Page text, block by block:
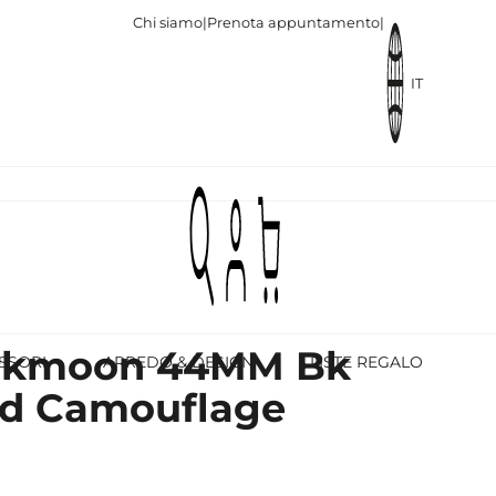
Chi siamo|Prenota appuntamento|
IT
ARREDO & DESIGN LISTE REGALO
44MM Bk
Camouflage